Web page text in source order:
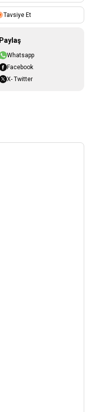
Tavsiye Et
Paylaş
Whatsapp
Facebook
X- Twitter